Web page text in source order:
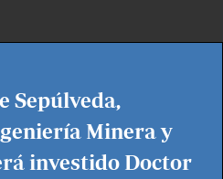
Sepúlveda,
Minera y
investido Doctor